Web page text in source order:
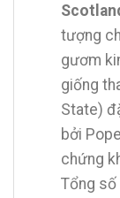
tượng
gươm
giống
State)
bởi
chứng
Tổng số